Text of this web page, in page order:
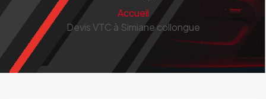
Accueil
Devis VTC à Simiane collongue